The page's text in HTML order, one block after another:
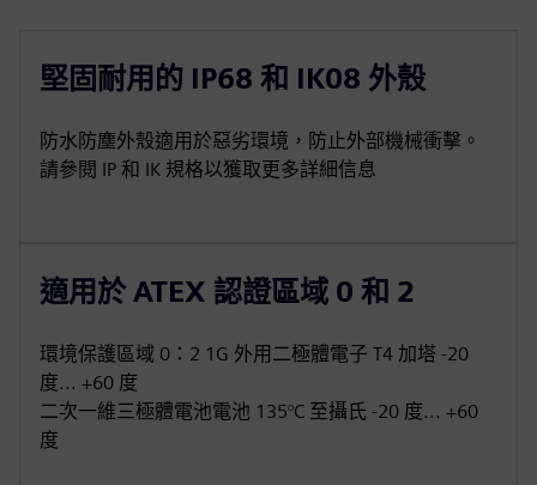
堅固耐用的 IP68 和 IK08 外殼
防水防塵外殼適用於惡劣環境，防止外部機械衝擊。
請參閱 IP 和 IK 規格以獲取更多詳細信息
適用於 ATEX 認證區域 0 和 2
環境保護區域 0：2 1G 外用二極體電子 T4 加塔 -20
度... +60 度
二次一維三極體電池電池 135°C 至攝氏 -20 度... +60
度